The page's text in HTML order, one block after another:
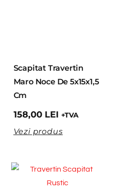
Scapitat Travertin
Maro Noce De 5x15x1,5
Cm
158,00 LEI +TVA
Vezi produs